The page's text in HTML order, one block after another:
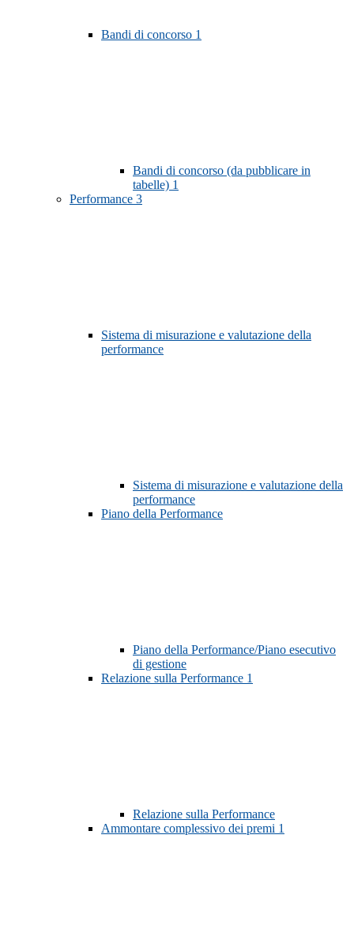
Bandi di concorso 1
Bandi di concorso (da pubblicare in
tabelle) 1
Performance 3
Sistema di misurazione e valutazione della
performance
Sistema di misurazione e valutazione della
performance
Piano della Performance
Piano della Performance/Piano esecutivo
di gestione
Relazione sulla Performance 1
Relazione sulla Performance
Ammontare complessivo dei premi 1